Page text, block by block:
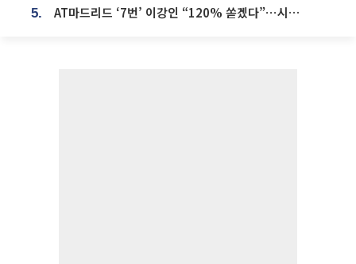
5. AT마드리드 ‘7번’ 이강인 “120% 쏟겠다”⋯시메오네 감독 “필요한 선수”